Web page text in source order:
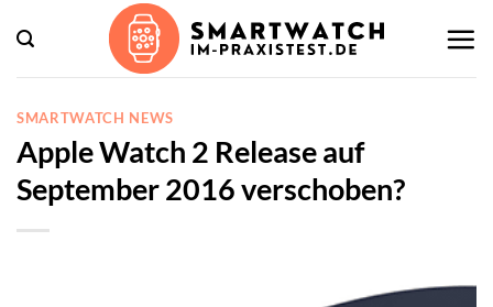
Inhalt
springen
SMARTWATCH NEWS
Apple Watch 2 Release auf
September 2016 verschoben?